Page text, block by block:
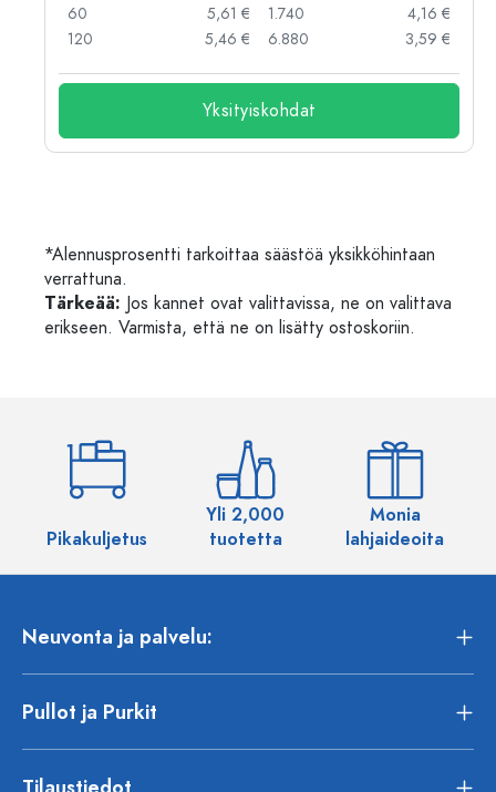
60
5,61 €
120
5,46 €
1.740
4,16 €
6.880
3,59 €
Yksityiskohdat
*Alennusprosentti tarkoittaa säästöä yksikköhintaan
verrattuna.
Tärkeää: Jos kannet ovat valittavissa, ne on valittava
erikseen. Varmista, että ne on lisätty ostoskoriin.
Pikakuljetus
Yli 2,000
tuotetta
Monia
lahjaideoita
Neuvonta ja palvelu:
Pullot ja Purkit
Tilaustiedot